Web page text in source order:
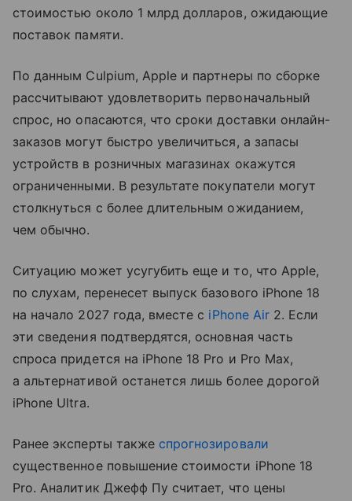
стоимостью около 1 млрд долларов, ожидающие
поставок памяти.
По данным Culpium, Apple и партнеры по сборке
рассчитывают удовлетворить первоначальный
спрос, но опасаются, что сроки доставки онлайн-
заказов могут быстро увеличиться, а запасы
устройств в розничных магазинах окажутся
ограниченными. В результате покупатели могут
столкнуться с более длительным ожиданием,
чем обычно.
Ситуацию может усугубить еще и то, что Apple,
по слухам, перенесет выпуск базового iPhone 18
на начало 2027 года, вместе с iPhone Air2. Если
эти сведения подтвердятся, основная часть
спроса придется на iPhone 18 Pro и Pro Max,
а альтернативой останется лишь более дорогой
iPhone Ultra.
Ранее эксперты также спрогнозировали
существенное повышение стоимости iPhone 18
Pro. Аналитик Джефф Пу считает, что цены